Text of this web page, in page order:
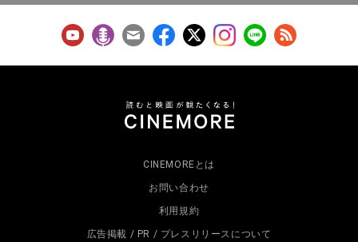
CINEMOREとは
お問い合わせ
利用規約
広告掲載 / PR / プレスリリースについて